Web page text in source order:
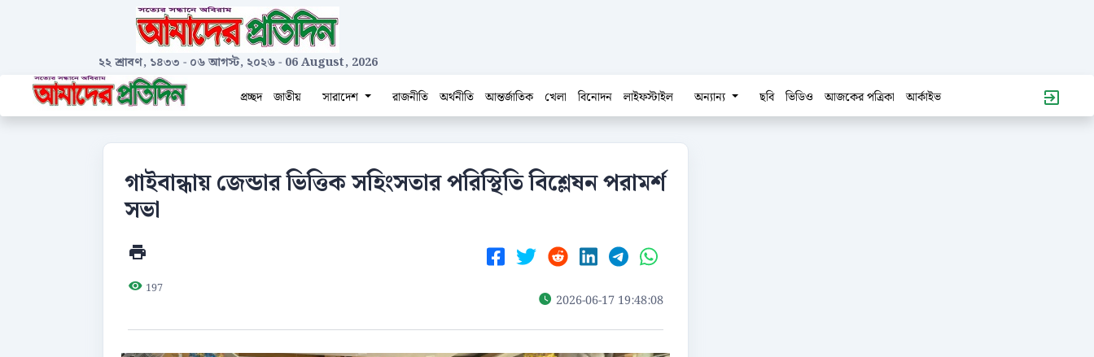
২২ শ্রাবণ, ১৪৩৩ - ০৬ আগস্ট, ২০২৬- 06 August, 2026
প্রচ্ছদ
জাতীয় সারাদেশ রাজনীতি অর্থনীতি আন্তর্জাতিক খেলা বিনোদন লাইফস্টাইল অন্যান্য ছবি ভিডিও আজকের পত্রিকা আর্কাইভ
গাইবান্ধায় জেন্ডার ভিত্তিক সহিংসতার পরিস্থিতি বিশ্লেষন পরামর্শ
সভা
197
2026-06-17 19:48:08